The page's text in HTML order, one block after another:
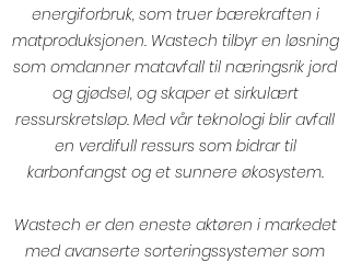
energiforbruk, som truer bærekraften i
matproduksjonen. Wastech tilbyr en løsning
som omdanner matavfall til næringsrik jord
og gjødsel, og skaper et sirkulært
ressurskretsløp. Med vår teknologi blir avfall
en verdifull ressurs som bidrar til
karbonfangst og et sunnere økosystem.
Wastech er den eneste aktøren i markedet
med avanserte sorteringssystemer som